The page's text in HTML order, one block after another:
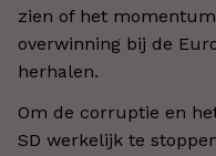
zien of het
overwinning bij de
herhalen.
Om de corruptie en
SD werkelijk te